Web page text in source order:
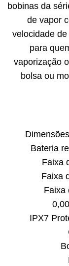
bobinas da
de vapor
velocidade
para
vaporização
bolsa ou
Bateria
Faixa
Faixa
Faixa
IPX7